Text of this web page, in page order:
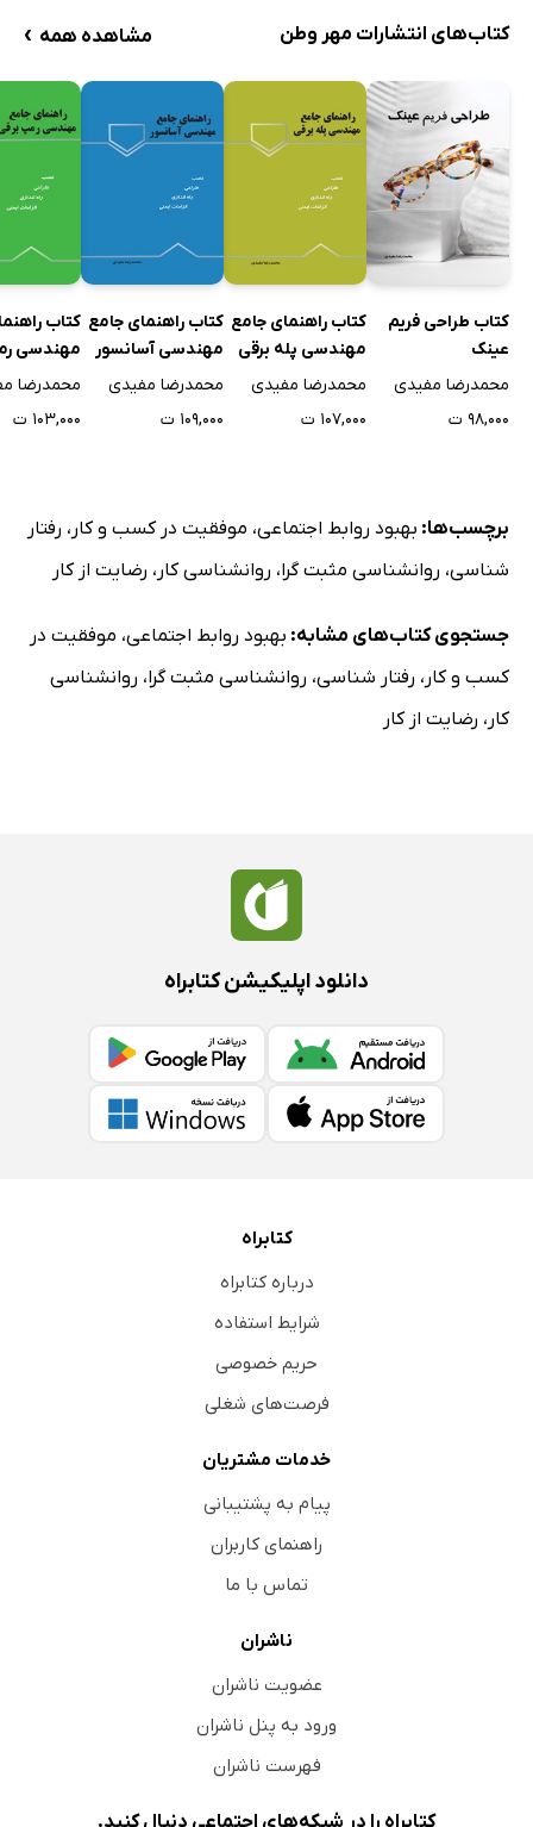
کتاب‌های انتشارات مهر وطن مشاهده همه ›
کتاب طراحی فریم
عینک
محمدرضا مفیدی
۹۸,۰۰۰ ت
کتاب راهنمای جامع
مهندسی پله برقی
محمدرضا مفیدی
۱۰۷,۰۰۰ ت
کتاب راهنمای جامع
مهندسی آسانسور
محمدرضا مفیدی
۱۰۹,۰۰۰ ت
کتاب
مهندسی
/ متحرک
محمدرضا
۱۰۳,۰۰۰ ت
برچسب‌ها: بهبود روابط اجتماعی، موفقیت در کسب و کار ، رفتار
شناسی، روانشناسی مثبت گرا، روانشناسی کار ، رضایت از کار
جستجوی کتاب‌های مشابه: بهبود روابط اجتماعی، موفقیت در
کسب و کار ، رفتار شناسی، روانشناسی مثبت گرا، روانشناسی
کار ، رضایت از کار
دانلود اپلیکیشن کتابراه
کتابراه
درباره کتابراه
شرایط استفاده
حریم خصوصی
فرصت‌های شغلی
خدمات مشتریان
پیام به پشتیبانی
راهنمای کاربران
تماس با ما
ناشران
عضویت ناشران
ورود به پنل ناشران
فهرست ناشران